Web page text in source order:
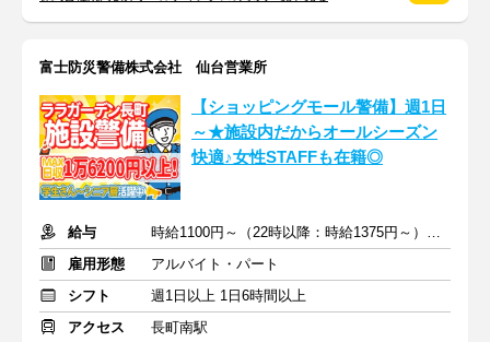
富士防災警備株式会社 仙台営業所
【ショッピングモール警備】週1日
～★施設内だからオールシーズン
快適♪女性STAFFも在籍◎
給与
時給1100円～（22時以降：時給1375円～）＋交通費別途支給
雇用形態
アルバイト・パート
シフト
週1日以上 1日6時間以上
アクセス
長町南駅